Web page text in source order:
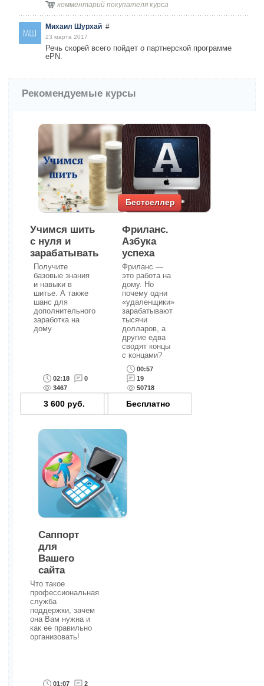
комментарий покупателя курса
Михаил Шурхай #
23 марта 2017
Речь скорей всего пойдет о партнерской программе
ePN.
Рекомендуемые курсы
Учимся шить
с нуля и
зарабатывать
Получите
базовые знания
и навыки в
шитье. А также
шанс для
дополнительного
заработка на
дому
02:18
0
3467
3 600 руб.
Бестселлер
Фриланс.
Азбука
успеха
Фриланс —
это работа на
дому. Но
почему одни
«удаленщики»
зарабатывают
тысячи
долларов, а
другие едва
сводят концы
с концами?
00:57
19
50718
Бесплатно
Саппорт
для
Вашего
сайта
Что такое
профессиональная
служба
поддержки, зачем
она Вам нужна и
как ее правильно
организовать!
01:07 2